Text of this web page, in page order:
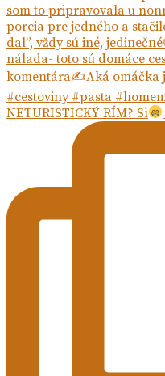
NETURISTICKÝ RÍM? Sì